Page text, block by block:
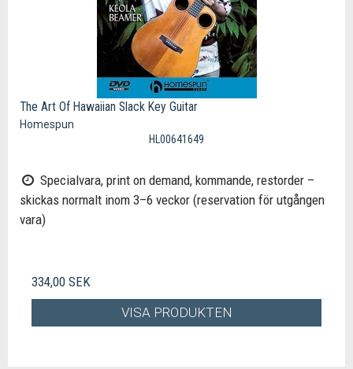
The Art Of Hawaiian Slack Key Guitar
Homespun
HL00641649
Specialvara, print on demand, kommande, restorder –
skickas normalt inom 3–6 veckor (reservation för utgången
vara)
334,00 SEK
VISA PRODUKTEN